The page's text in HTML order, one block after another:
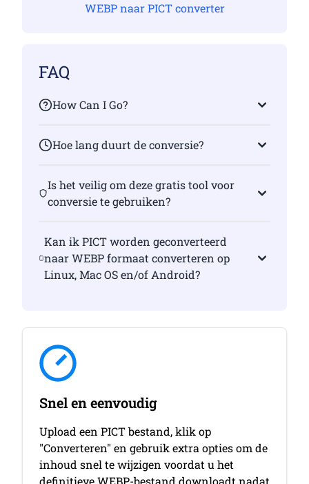
WEBP naar PICT converter
FAQ
How Can I Go?
Hoe lang duurt de conversie?
Is het veilig om deze gratis tool voor
conversie te gebruiken?
Kan ik PICT worden geconverteerd
naar WEBP formaat converteren op
Linux, Mac OS en/of Android?
Snel en eenvoudig
Upload een PICT bestand, klik op
"Converteren" en gebruik extra opties om de
inhoud snel te wijzigen voordat u het
definitieve WEBP-bestand downloadt nadat